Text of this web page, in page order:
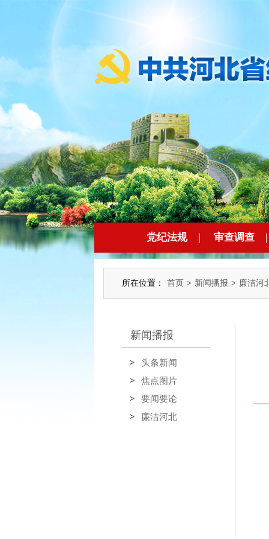
党纪法规 | 审查调查 |
所在位置： 首页 > 新闻播报 > 廉洁河
新闻播报
头条新闻
焦点图片
要闻要论
廉洁河北